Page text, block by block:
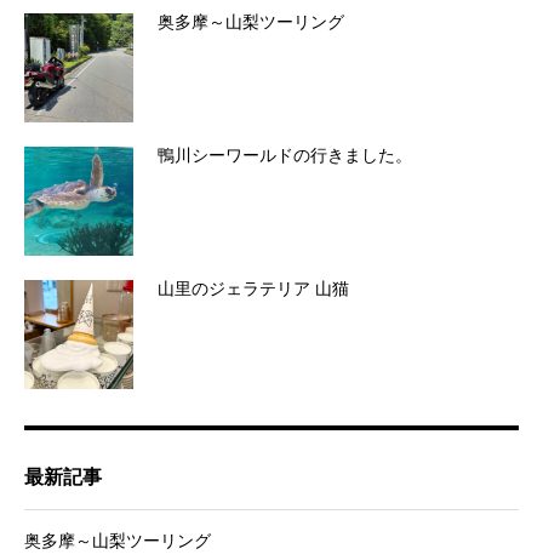
奥多摩～山梨ツーリング
鴨川シーワールドの行きました。
山里のジェラテリア 山猫
最新記事
奥多摩～山梨ツーリング